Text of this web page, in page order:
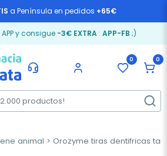
a Península en pedidos +65€
y consigue -3€ EXTRA: APP-FB ;)
0 0
animal Orozyme tiras dentifricas